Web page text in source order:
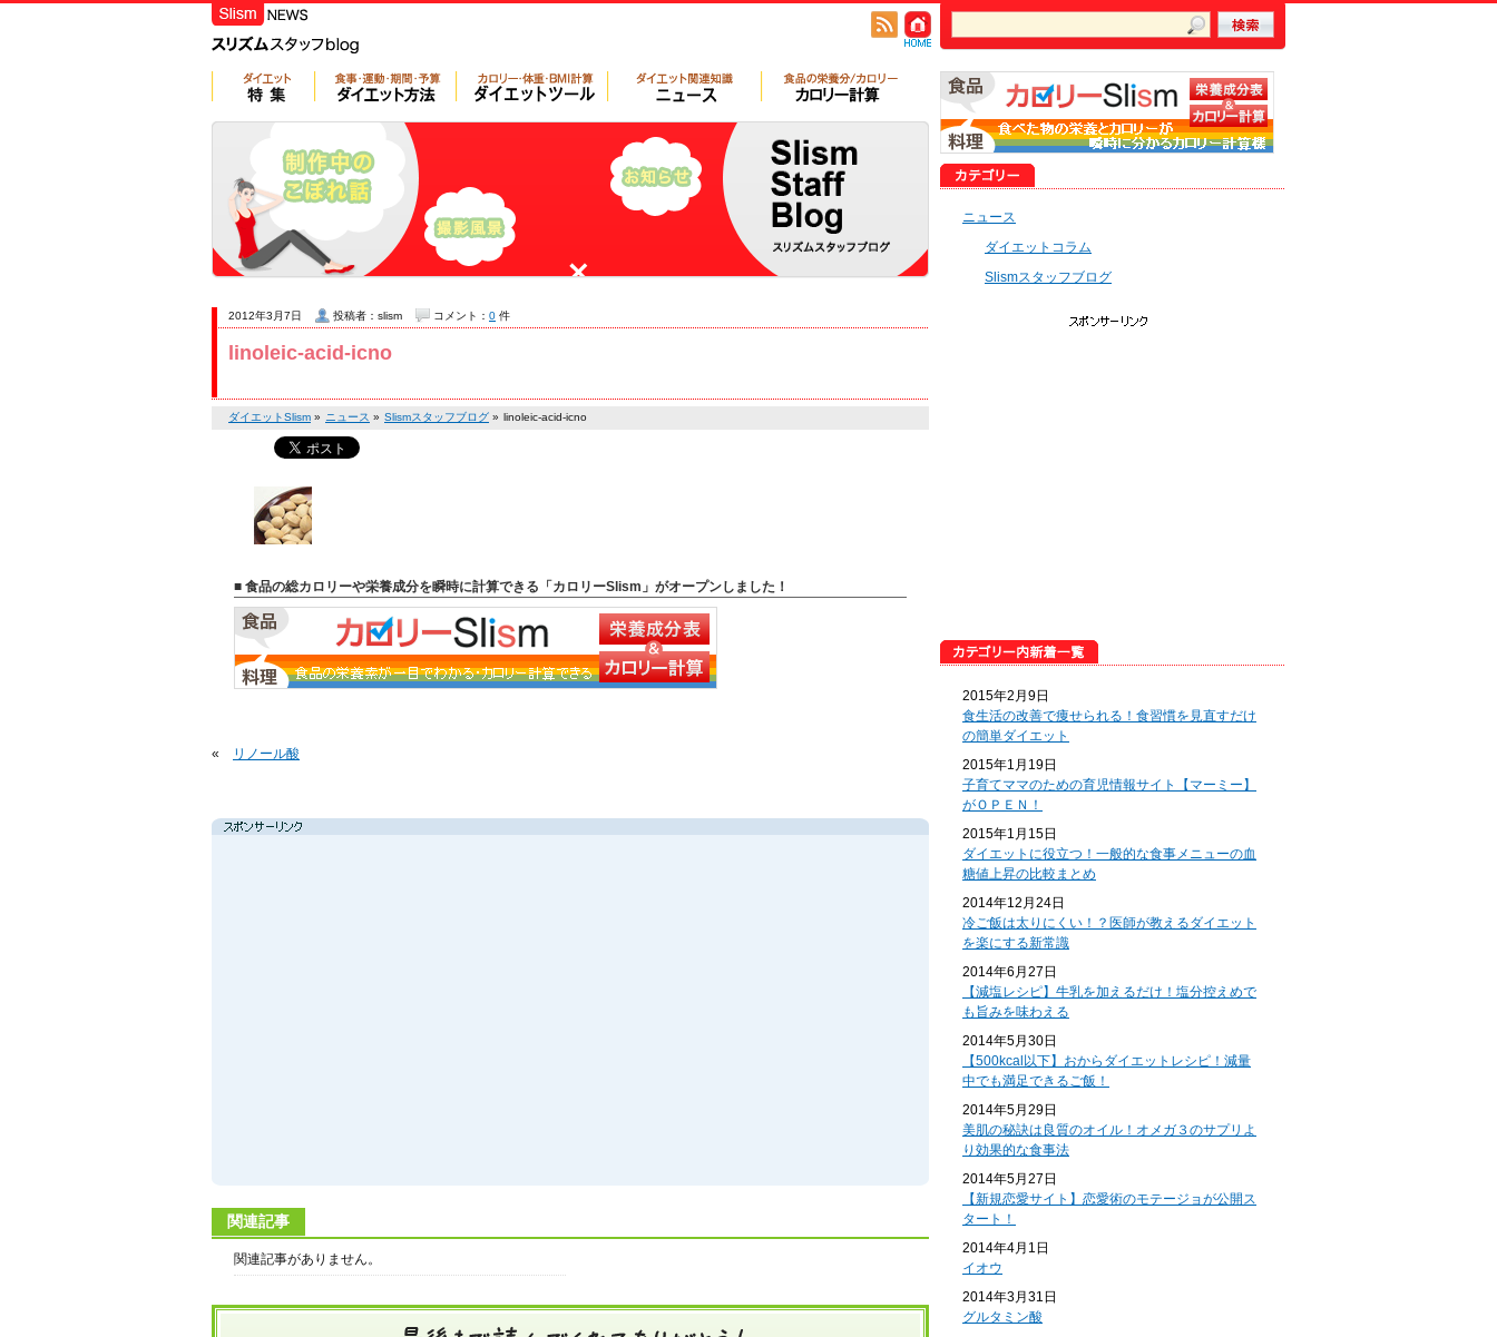
linoleic-acid-icno
2012年3月7日 投稿者：slism コメント： 0 件
ダイエットSlism » ニュース » Slismスタッフブログ » linoleic-acid-icno
■ 食品の総カロリーや栄養成分を瞬時に計算できる「カロリーSlism」がオープンしました！
« リノール酸
関連記事
関連記事がありません。
ニュース
ダイエットコラム
Slismスタッフブログ
2015年2月9日
食生活の改善で痩せられる！食習慣を見直すだけ
の簡単ダイエット
2015年1月19日
子育てママのための育児情報サイト【マーミー】
がＯＰＥＮ！
2015年1月15日
ダイエットに役立つ！一般的な食事メニューの血
糖値上昇の比較まとめ
2014年12月24日
冷ご飯は太りにくい！？医師が教えるダイエット
を楽にする新常識
2014年6月27日
【減塩レシピ】牛乳を加えるだけ！塩分控えめで
も旨みを味わえる
2014年5月30日
【500kcal以下】おからダイエットレシピ！減量
中でも満足できるご飯！
2014年5月29日
美肌の秘訣は良質のオイル！オメガ３のサプリよ
り効果的な食事法
2014年5月27日
【新規恋愛サイト】恋愛術のモテージョが公開ス
タート！
2014年4月1日
イオウ
2014年3月31日
グルタミン酸